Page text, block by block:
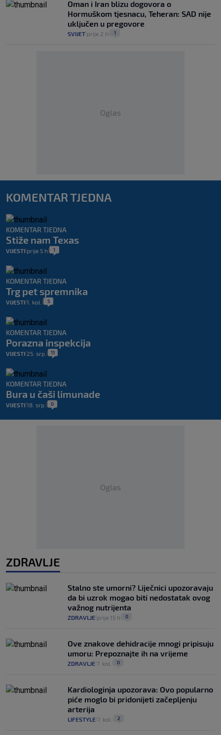
Oman i Iran blizu dogovora o
Hormuškom tjesnacu, Teheran: SAD nije
uključen u pregovore
SVIJET prije 2 h 1
Oglas
KOMENTAR TJEDNA
KOMENTAR TJEDNA
Stiže nam Texas
VIJESTI prije 5 h 1
KOMENTAR TJEDNA
Trg pet spremnika
VIJESTI 1. kol. 5
KOMENTAR TJEDNA
Porazna inspekcija
VIJESTI 25. srp. 11
KOMENTAR TJEDNA
Bura u čaši limunade
VIJESTI 18. srp. 0
Oglas
ZDRAVLJE
Stalno ste umorni? Liječnici upozoravaju
da bi uzrok mogao biti nedostatak ovog
važnog nutrijenta
ZDRAVLJE prije 15 h 0
Ove znakove dehidracije mnogi pripisuju
umoru: Prepoznajte ih na vrijeme
ZDRAVLJE 7. kol. 0
Kardiologinja upozorava: Ovo popularno
piće moglo bi pridonijeti začepljenju
arterija
LIFESTYLE 7. kol. 2